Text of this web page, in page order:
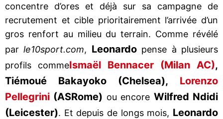
concentre d’ores et déjà sur sa campagne de
recrutement et cible prioritairement l’arrivée d’un
gros renfort au milieu du terrain. Comme révélé
parle10sport.com, Leonardopense à plusieurs
profils commeIsmaël Bennacer (Milan AC),
Tiémoué Bakayoko (Chelsea), Lorenzo
Pellegrini (ASRome) ou encore Wilfred Ndidi
(Leicester). Et depuis de longs mois, Leonardo